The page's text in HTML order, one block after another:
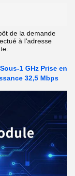
de la demande
à l'adresse
1 GHz Prise en
32,5 Mbps